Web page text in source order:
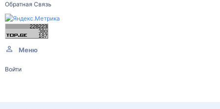
Обратная Связь
Меню
Войти